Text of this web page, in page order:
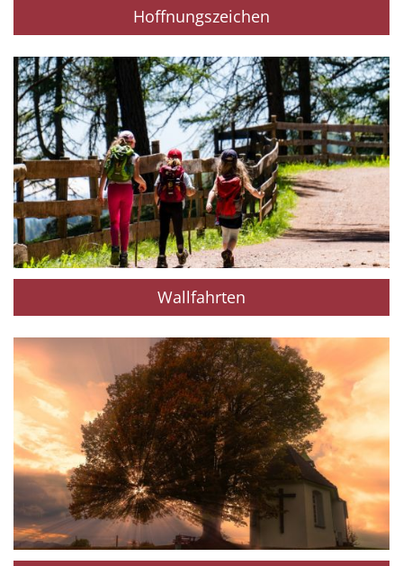
Hoffnungszeichen
Wallfahrten